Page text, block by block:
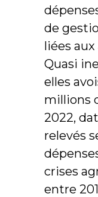
de
liées
Quasi
elles
millions
2022,
relevés
crises
entre